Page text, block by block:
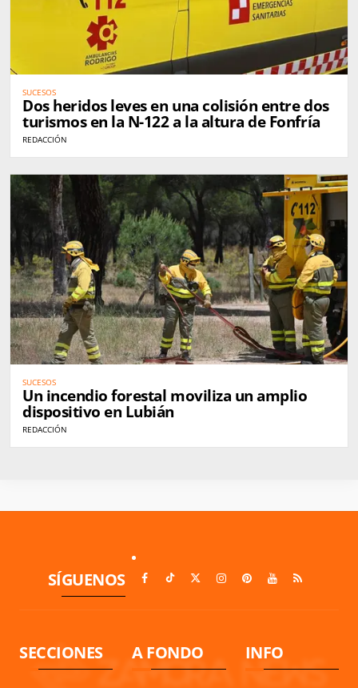
SUCESOS
Dos heridos leves en una colisión entre dos
turismos en la N-122 a la altura de Fonfría
REDACCIÓN
SUCESOS
Un incendio forestal moviliza un amplio
dispositivo en Lubián
REDACCIÓN
SÍGUENOS
SECCIONES A FONDO INFO